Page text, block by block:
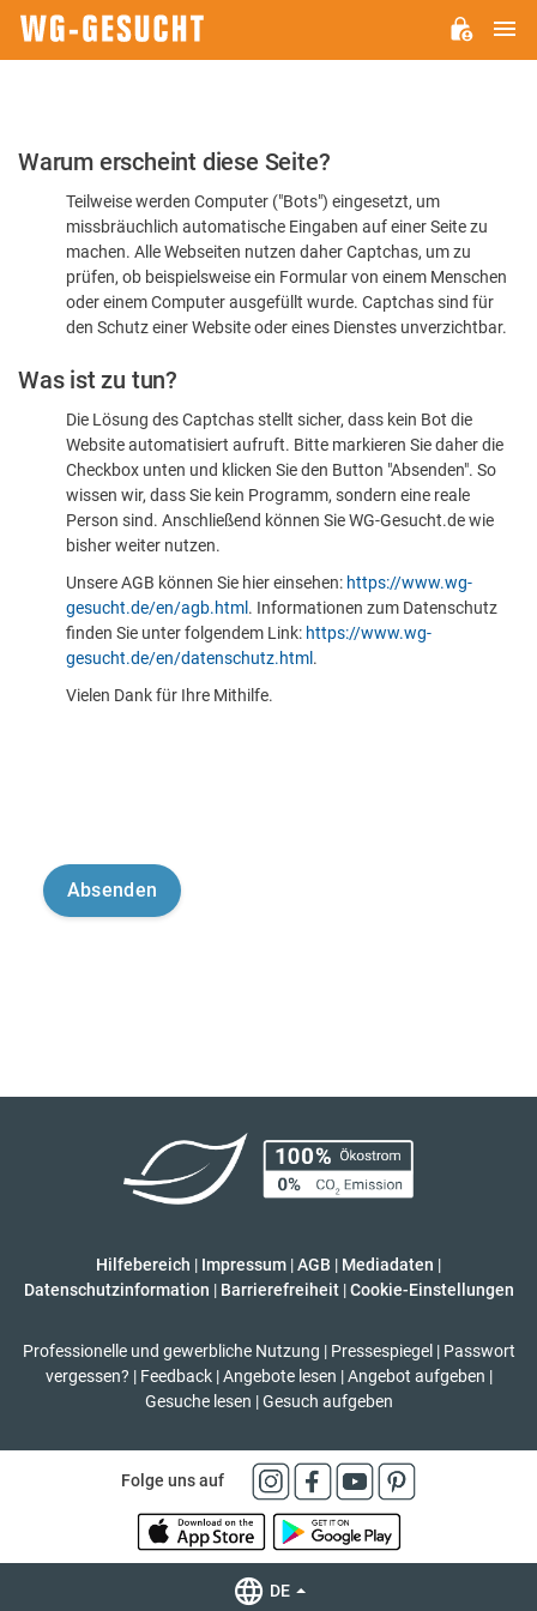
Bitte
dass
sind
Warum erscheint diese Seite?
Teilweise werden Computer ("Bots") eingesetzt, um
missbräuchlich automatische Eingaben auf einer Seite zu
machen. Alle Webseiten nutzen daher Captchas, um zu
prüfen, ob beispielsweise ein Formular von einem Menschen
oder einem Computer ausgefüllt wurde. Captchas sind für
den Schutz einer Website oder eines Dienstes unverzichtbar.
Was ist zu tun?
Die Lösung des Captchas stellt sicher, dass kein Bot die
Website automatisiert aufruft. Bitte markieren Sie daher die
Checkbox unten und klicken Sie den Button "Absenden". So
wissen wir, dass Sie kein Programm, sondern eine reale
Person sind. Anschließend können Sie WG-Gesucht.de wie
bisher weiter nutzen.
Unsere AGB können Sie hier einsehen: https://www.wg-
gesucht.de/en/agb.html . Informationen zum Datenschutz
finden Sie unter folgendem Link: https://www.wg-
gesucht.de/en/datenschutz.html .
Vielen Dank für Ihre Mithilfe.
Hilfebereich | Impressum |AGB | Mediadaten |
Datenschutzinformation | Barrierefreiheit | Cookie-Einstellungen
Professionelle und gewerbliche Nutzung | Pressespiegel | Passwort
vergessen? | Feedback | Angebote lesen | Angebot aufgeben |
Gesuche lesen | Gesuch aufgeben
Folge uns auf
DE